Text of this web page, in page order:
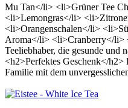
Mu Tan</li> <li>Grüner Tee
<li>Lemongras</li>
<li>Orangenschalen</li>
Aroma</li> <li>Cranberry</li>
Teeliebhaber, die gesunde und
<h2>Perfektes Geschenk</h2>
Familie mit dem